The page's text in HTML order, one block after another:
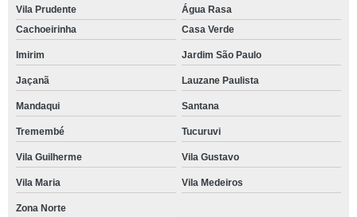
Vila Prudente
Água Rasa
Cachoeirinha
Casa Verde
Imirim Jardim São Paulo
Jaçanã Lauzane Paulista
Mandaqui Santana
Tremembé Tucuruvi
Vila Guilherme Vila Gustavo
Vila Maria Vila Medeiros
Zona Norte